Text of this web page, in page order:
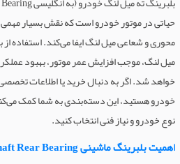
حیاتی در موتور خودرو است که نقش بسیار
محوری و شعاعی میل لنگ ایفا می‌کند. استفاده از
میل لنگ، موجب افزایش عمر موتور، بهبود
خواهد شد. اگر به دنبال خرید یا اطلاعات
خودرو هستید، این دسته‌بندی به شما کمک
نوع خودرو و نیاز فنی انتخاب کنید.
اهمیت بلبرینگ ماشینی Crankshaft Rear Bearing در عملکرد موتور